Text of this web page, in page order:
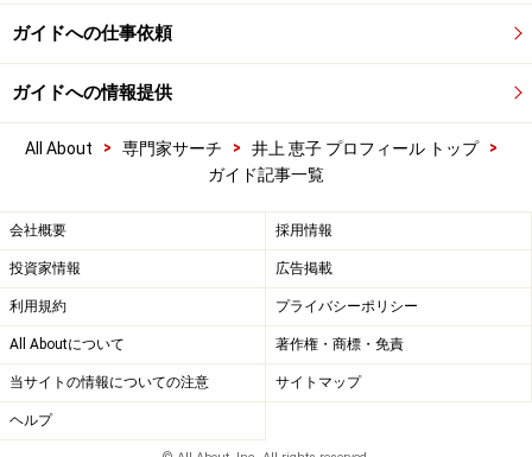
ガイドへの仕事依頼
ガイドへの情報提供
All About > 専門家サーチ > 井上 恵子 プロフィール トップ
>
ガイド記事一覧
会社概要 採用情報
投資家情報 広告掲載
利用規約 プライバシーポリシー
All Aboutについて 著作権・商標・免責
当サイトの情報についての注意 サイトマップ
ヘルプ